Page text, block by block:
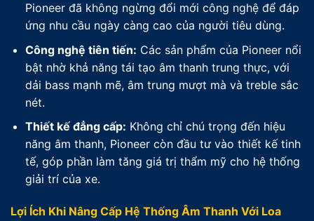
Pioneer đã không ngừng đổi mới công nghệ để đáp
ứng nhu cầu ngày càng cao của người tiêu dùng.
Công nghệ tiên tiến: Các sản phẩm của Pioneer nổi
bật nhờ khả năng tái tạo âm thanh trung thực, với
dải bass mạnh mẽ, âm trung mượt mà và treble sắc
nét.
Thiết kế đẳng cấp: Không chỉ chú trọng đến hiệu
năng âm thanh, Pioneer còn đầu tư vào thiết kế tinh
tế, góp phần làm tăng giá trị thẩm mỹ cho hệ thống
giải trí của xe.
Lợi Ích Khi Nâng Cấp Hệ Thống Âm Thanh Với Loa